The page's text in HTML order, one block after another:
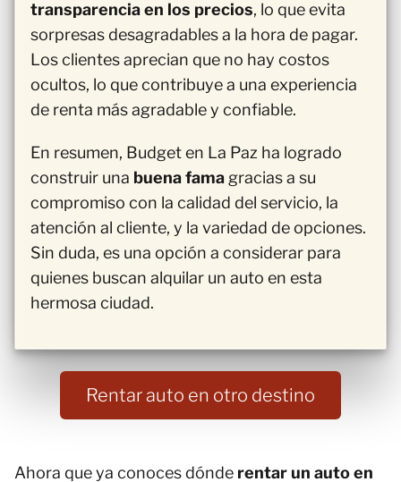
transparencia en los precios, lo que evita
sorpresas desagradables a la hora de pagar.
Los clientes aprecian que no hay costos
ocultos, lo que contribuye a una experiencia
de renta más agradable y confiable.
En resumen, Budget en La Paz ha logrado
construir una buena fama gracias a su
compromiso con la calidad del servicio, la
atención al cliente, y la variedad de opciones.
Sin duda, es una opción a considerar para
quienes buscan alquilar un auto en esta
hermosa ciudad.
Rentar auto en otro destino
Ahora que ya conoces dónde rentar un auto en